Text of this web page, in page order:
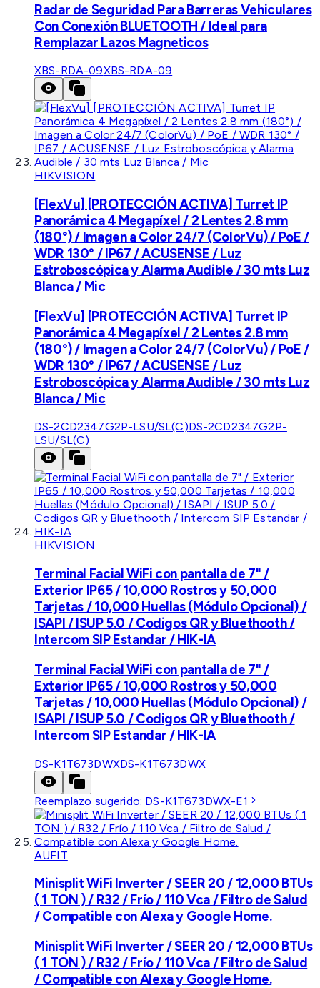
Radar de Seguridad Para Barreras Vehiculares
Con Conexión BLUETOOTH / Ideal para
Remplazar Lazos Magneticos
XBS-RDA-09XBS-RDA-09
HIKVISION
[FlexVu] [PROTECCIÓN ACTIVA] Turret IP
Panorámica 4 Megapíxel / 2 Lentes 2.8 mm
(180°) / Imagen a Color 24/7 (ColorVu) / PoE /
WDR 130° / IP67 / ACUSENSE / Luz
Estroboscópica y Alarma Audible / 30 mts Luz
Blanca / Mic
[FlexVu] [PROTECCIÓN ACTIVA] Turret IP
Panorámica 4 Megapíxel / 2 Lentes 2.8 mm
(180°) / Imagen a Color 24/7 (ColorVu) / PoE /
WDR 130° / IP67 / ACUSENSE / Luz
Estroboscópica y Alarma Audible / 30 mts Luz
Blanca / Mic
DS-2CD2347G2P-LSU/SL(C)DS-2CD2347G2P-
LSU/SL(C)
HIKVISION
Terminal Facial WiFi con pantalla de 7" /
Exterior IP65 / 10,000 Rostros y 50,000
Tarjetas / 10,000 Huellas (Módulo Opcional) /
ISAPI / ISUP 5.0 / Codigos QR y Bluethooth /
Intercom SIP Estandar / HIK-IA
Terminal Facial WiFi con pantalla de 7" /
Exterior IP65 / 10,000 Rostros y 50,000
Tarjetas / 10,000 Huellas (Módulo Opcional) /
ISAPI / ISUP 5.0 / Codigos QR y Bluethooth /
Intercom SIP Estandar / HIK-IA
DS-K1T673DWXDS-K1T673DWX
Reemplazo sugerido: DS-K1T673DWX-E1
AUFIT
Minisplit WiFi Inverter / SEER 20 / 12,000 BTUs
( 1 TON ) / R32 / Frío / 110 Vca / Filtro de Salud
/ Compatible con Alexa y Google Home.
Minisplit WiFi Inverter / SEER 20 / 12,000 BTUs
( 1 TON ) / R32 / Frío / 110 Vca / Filtro de Salud
/ Compatible con Alexa y Google Home.